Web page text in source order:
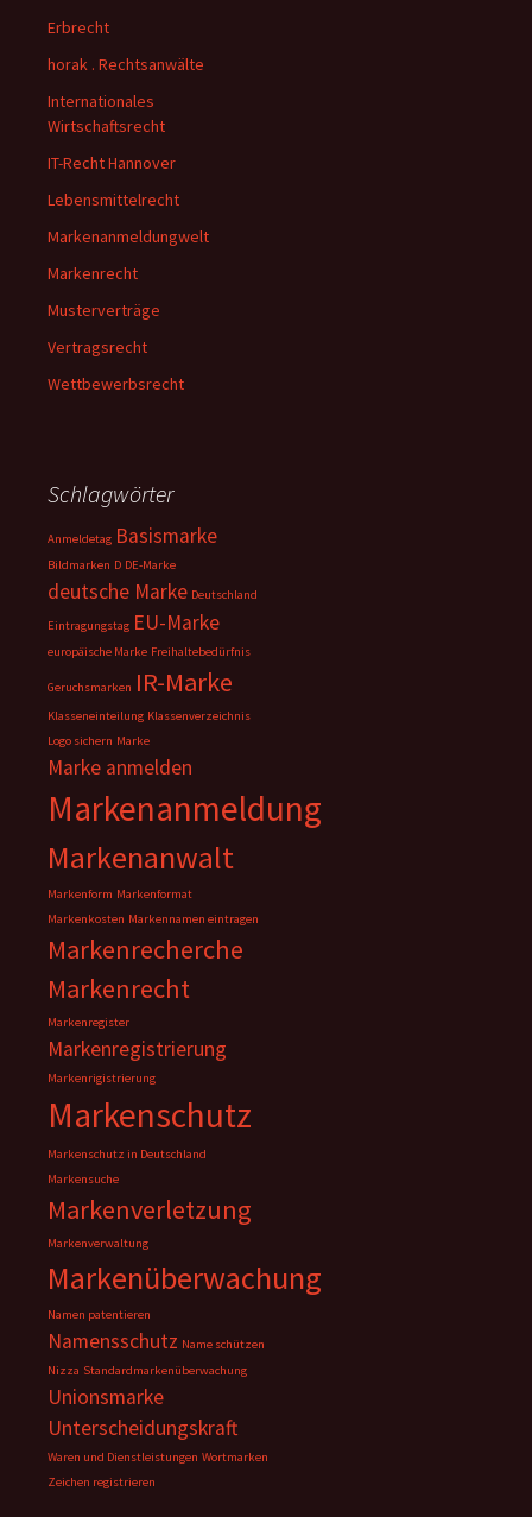
Erbrecht
horak . Rechtsanwälte
Internationales
Wirtschaftsrecht
IT-Recht Hannover
Lebensmittelrecht
Markenanmeldungwelt
Markenrecht
Musterverträge
Vertragsrecht
Wettbewerbsrecht
Schlagwörter
Anmeldetag Basismarke
Bildmarken D DE-Marke
deutsche Marke Deutschland
Eintragungstag EU-Marke
europäische Marke Freihaltebedürfnis
Geruchsmarken IR-Marke
Klasseneinteilung Klassenverzeichnis
Logo sichern Marke
Marke anmelden
Markenanmeldung
Markenanwalt
Markenform Markenformat
Markenkosten Markennamen eintragen
Markenrecherche
Markenrecht
Markenregister
Markenregistrierung
Markenrigistrierung
Markenschutz
Markenschutz in Deutschland
Markensuche
Markenverletzung
Markenverwaltung
Markenüberwachung
Namen patentieren
Namensschutz Name schützen
Nizza Standardmarkenüberwachung
Unionsmarke
Unterscheidungskraft
Waren und Dienstleistungen Wortmarken
Zeichen registrieren